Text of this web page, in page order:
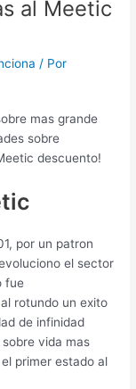
al Meetic
/ Por
mas grande
sobre
descuento!
por un patron
el sector
fue
rotundo un exito
de infinidad
vida mas
primer estado al